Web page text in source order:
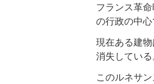
フランス革
の行政の中心
現在ある建
消失している
このルネサ